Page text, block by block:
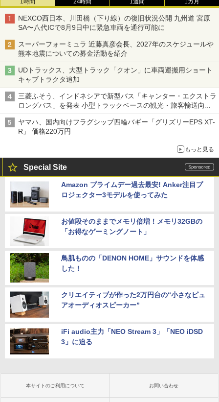
1時間 24時間 1週間 1カ月
NEXCO西日本、川田橋（下り線）の復旧状況公開 九州道 宮原
SA〜八代ICで8月9日中に緊急車両を通行可能に
スーパーフォーミュラ 近藤真彦会長、2027年のスケジュールや
熊本地震についての募金活動を紹介
UDトラックス、大型トラック「クオン」に車両運搬用ショート
キャブトラクタ追加
三菱ふそう、インドネシアで新型バス「キャンター・エクストラ
ロングバス」を発表 小型トラックベースの観光・旅客輸送向け
バス
ヤマハ、国内向けフラグシップ四輪バギー「グリズリーEPS XT-
R」 価格220万円
もっと見る
Special Site
Amazon プライムデー過去最安! Anker注目プ
ロジェクター3モデルを使ってみた
お値段そのままでメモリ倍増！メモリ32GBの
「お得なゲーミングノート」
鳥肌ものの「DENON HOME」サウンドを体感
した！
クリエイティブが作った2万円台の“小さなピュ
アオーディオスピーカー”
iFi audio主力「NEO Stream 3」「NEO iDSD
3」に迫る
本サイトのご利用について お問い合わせ